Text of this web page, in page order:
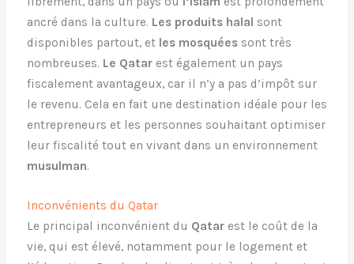
ancré dans la culture. Les produits halal sont
disponibles partout, et les mosquéessont très
nombreuses. Le Qatarest également un pays
fiscalement avantageux, car il n’y a pas d’impôt sur
le revenu. Cela en fait une destination idéale pour les
entrepreneurs et les personnes souhaitant optimiser
leur fiscalité tout en vivant dans un environnement
musulman.
Inconvénients du Qatar
Le principal inconvénient du Qatarest le coût de la
vie, qui est élevé, notamment pour le logement et